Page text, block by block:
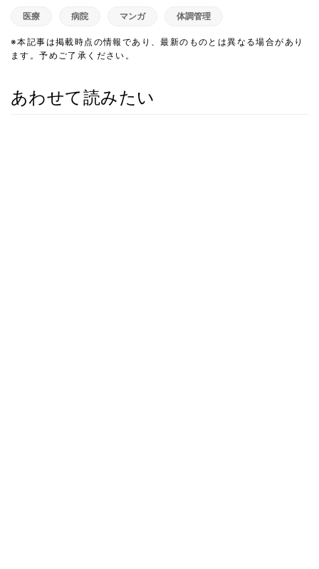
医療 病院 マンガ 体調管理
※本記事は掲載時点の情報であり、最新のものとは異なる場合があり
ます。予めご了承ください。
あわせて読みたい